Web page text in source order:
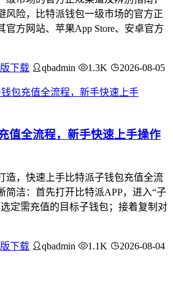
风险，比特派钱包一级市场的官方正
官方网站、苹果App Store、安卓官方
下载 qbadmin 1.3K 2026-08-05
值全流程，新手快速上手操作
造，快速上手比特派子钱包充值全流
简洁：首先打开比特派APP，进入“子
定需充值的目标子钱包；接着复制对
下载 qbadmin 1.1K 2026-08-04